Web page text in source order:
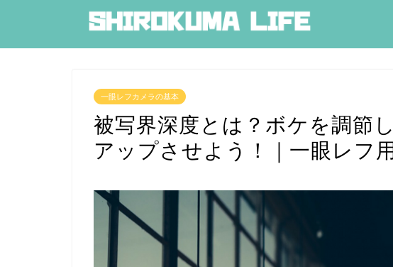
一眼レフカメラの基本
被写界深度とは？ボケを調節
アップさせよう！｜一眼レフ